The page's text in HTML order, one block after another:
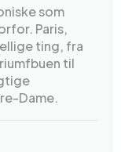
som
Paris,
ting, fra
til
Dame.